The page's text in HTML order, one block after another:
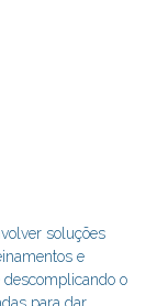
soluções
e
o